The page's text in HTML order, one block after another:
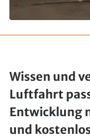
Wissen und
Luftfahrt
Entwicklung
und